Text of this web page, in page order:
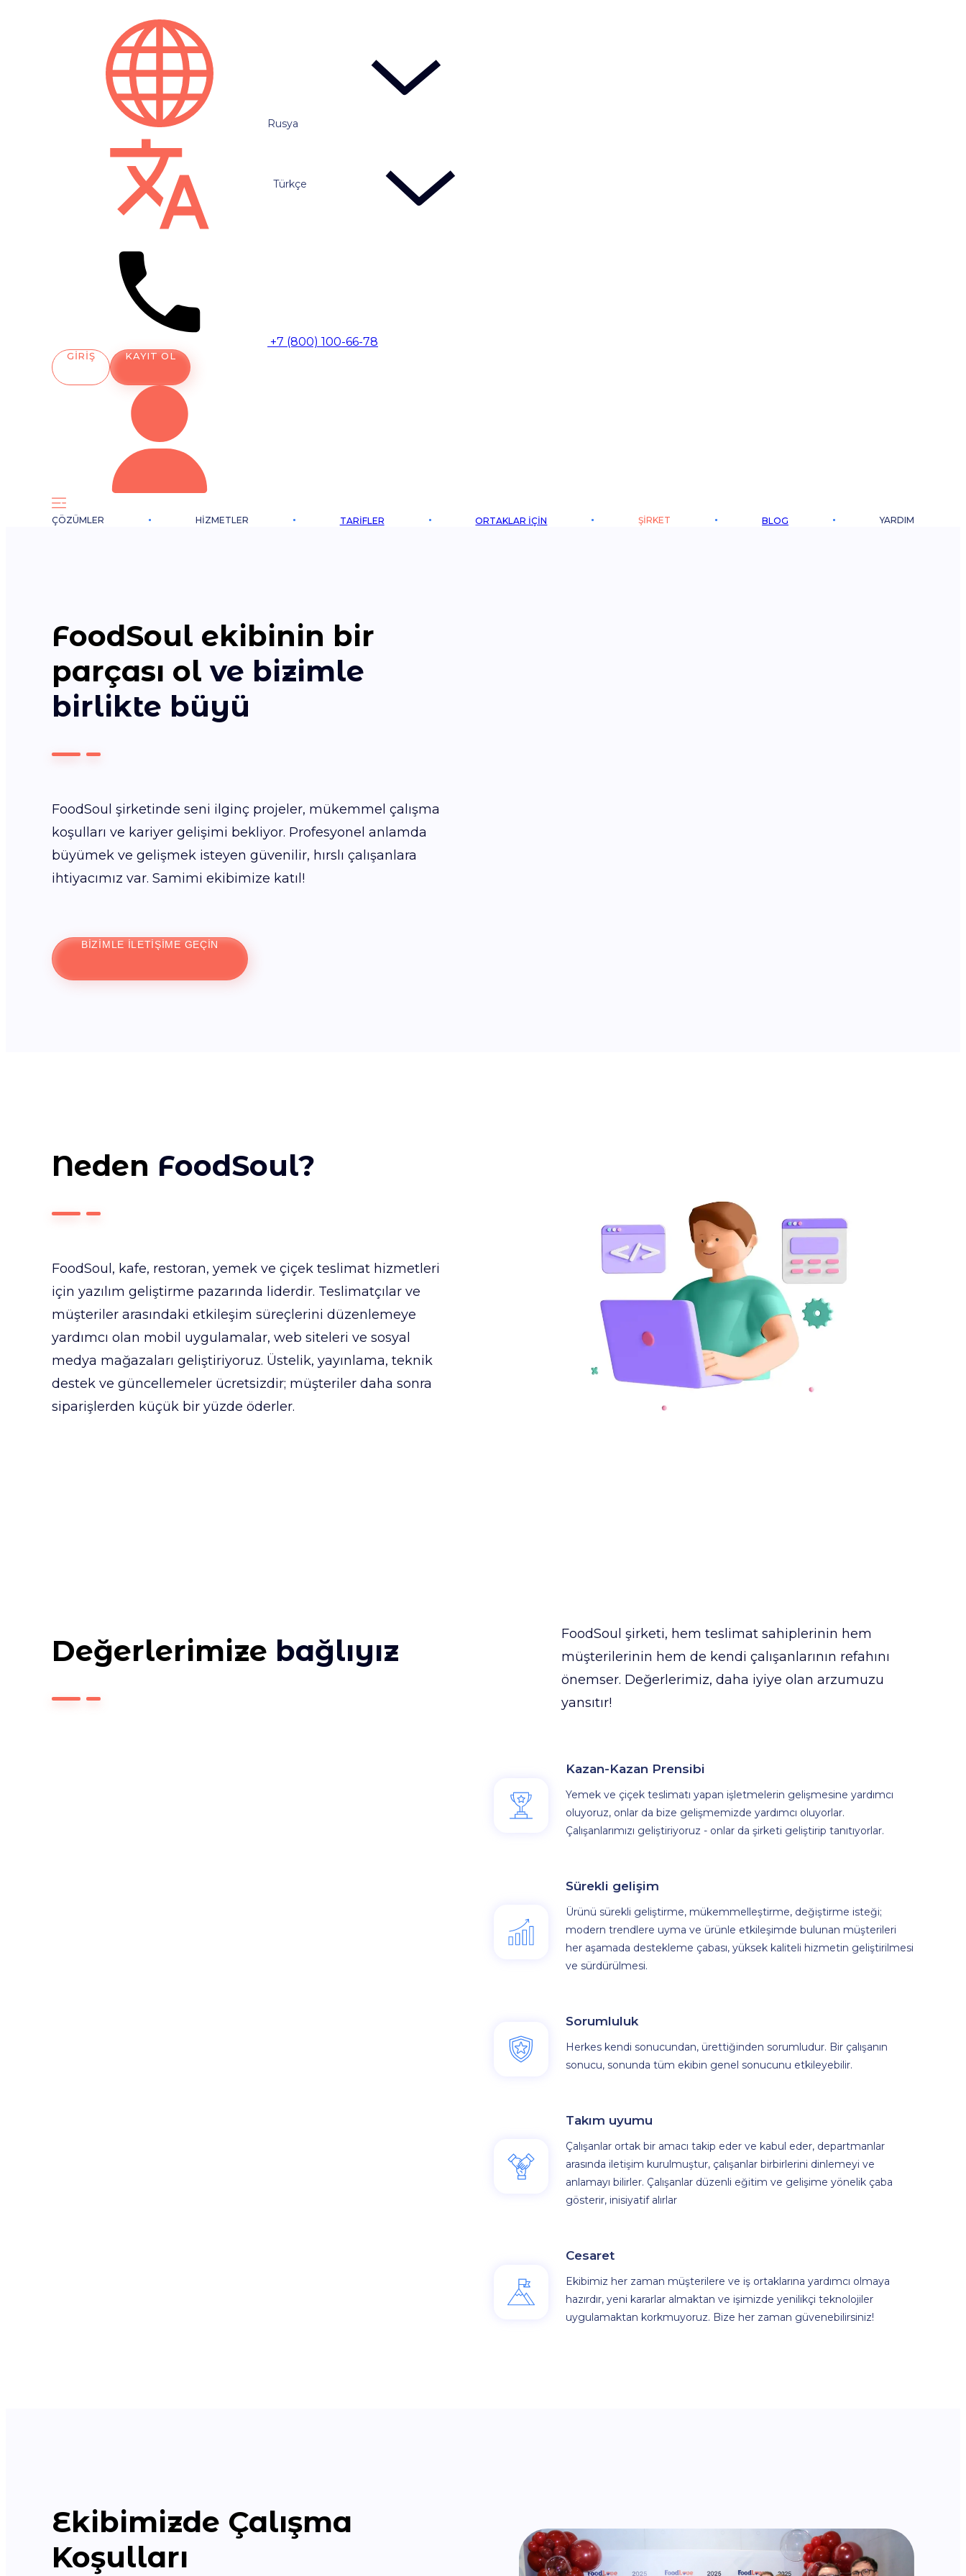
Rusya
Türkçe
+7 (800) 100-66-78
GIRIŞ KAYIT OL
ÇÖZÜMLER HIZMETLER TARIFLER ORTAKLAR IÇIN ŞIRKET BLOG YARDIM
FoodSoul ekibinin bir
parçası ol ve bizimle
birlikte büyü
FoodSoul şirketinde seni ilginç projeler, mükemmel çalışma
koşulları ve kariyer gelişimi bekliyor. Profesyonel anlamda
büyümek ve gelişmek isteyen güvenilir, hırslı çalışanlara
ihtiyacımız var. Samimi ekibimize katıl!
BIZIMLE ILETIŞIME GEÇIN
Neden FoodSoul?
FoodSoul, kafe, restoran, yemek ve çiçek teslimat hizmetleri
için yazılım geliştirme pazarında liderdir. Teslimatçılar ve
müşteriler arasındaki etkileşim süreçlerini düzenlemeye
yardımcı olan mobil uygulamalar, web siteleri ve sosyal
medya mağazaları geliştiriyoruz. Üstelik, yayınlama, teknik
destek ve güncellemeler ücretsizdir; müşteriler daha sonra
siparişlerden küçük bir yüzde öderler.
Değerlerimize bağlıyız
FoodSoul şirketi, hem teslimat sahiplerinin hem
müşterilerinin hem de kendi çalışanlarının refahını
önemser. Değerlerimiz, daha iyiye olan arzumuzu
yansıtır!
Kazan-Kazan Prensibi
Yemek ve çiçek teslimatı yapan işletmelerin gelişmesine yardımcı
oluyoruz, onlar da bize gelişmemizde yardımcı oluyorlar.
Çalışanlarımızı geliştiriyoruz - onlar da şirketi geliştirip tanıtıyorlar.
Sürekli gelişim
Ürünü sürekli geliştirme, mükemmelleştirme, değiştirme isteği;
modern trendlere uyma ve ürünle etkileşimde bulunan müşterileri
her aşamada destekleme çabası, yüksek kaliteli hizmetin geliştirilmesi
ve sürdürülmesi.
Sorumluluk
Herkes kendi sonucundan, ürettiğinden sorumludur. Bir çalışanın
sonucu, sonunda tüm ekibin genel sonucunu etkileyebilir.
Takım uyumu
Çalışanlar ortak bir amacı takip eder ve kabul eder, departmanlar
arasında iletişim kurulmuştur, çalışanlar birbirlerini dinlemeyi ve
anlamayı bilirler. Çalışanlar düzenli eğitim ve gelişime yönelik çaba
gösterir, inisiyatif alırlar
Cesaret
Ekibimiz her zaman müşterilere ve iş ortaklarına yardımcı olmaya
hazırdır, yeni kararlar almaktan ve işimizde yenilikçi teknolojiler
uygulamaktan korkmuyoruz. Bize her zaman güvenebilirsiniz!
Ekibimizde Çalışma
Koşulları